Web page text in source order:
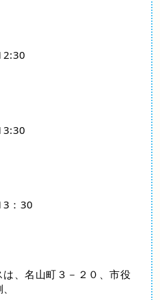
：30
、名山町３－２０、市役